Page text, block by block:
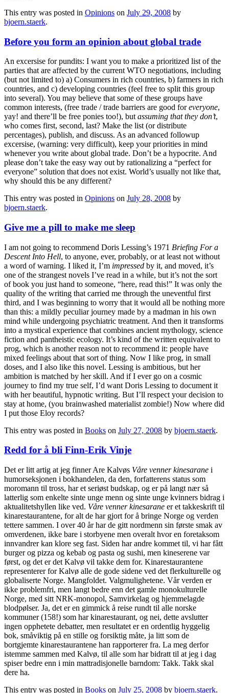
This entry was posted in Opinions on July 29, 2008 by
bjoern.staerk.
Before you form an opinion about global trade
An excersise for pundits: I want you to make a prioritized list of the
parties that are affected by the current WTO negotiations, including
(but not limited to) a) Consumers in rich countries, b) farmers in rich
countries, and c) developing countries (feel free to split this group
into several). You may believe that some of these groups have
common interests, (free trade / trade barriers are good foreveryone,
yay! and there’ll be free ponies too!), but assuming that they don’t,
who comes first, second, last? Make the list (or distribute
percentages), publish, and discuss. As an advanced followup
excersise, (warning: very difficult), keep your priorities in mind
whenever you write about global trade. Don’t be a hypocrite. And
please don’t take the easy way out by rationalizing a “perfect for
everyone” solution that does not exist. World’s usually not like that,
why should this be any different?
This entry was posted in Opinions on July 28, 2008 by
bjoern.staerk.
Give me a pill to make me sleep
I am not going to recommend Doris Lessing’s 1971 Briefing For a
Descent Into Hell, to anyone, ever, probably, or at least not without
a word of warning. I liked it, I’m impressed by it, and moved, it’s
one of the strangest novels I’ve read in a while, but it’s not the sort
of book you just hand to someone, “here, read this!” It was only the
quality of the writing that carried me through the uneventful first
third, and I was beginning to worry that it would all be nothing more
than this: a mildly peculiar journey made by a madman in his own
mind while undergoing psychiatric treatment. And then it transforms
into a mystical experience that combines ancient mythology, science
fiction and pantheistic ecology. It’s kind of the written equivalent to
prog, which is another reason not to recommend it: people have
mixed feelings about that sort of thing. Now I like prog, in small
doses, and I also like this novel. Lessing is ambitious, but her
ambition is matched by her skill. And if I ever go on a cosmic
journey to find my true self, I’d want Doris Lessing to document it
with her beautiful, hypnotic writing. But I’ll respect your decision to
stay at home, (you brainwashed materialist zombie!) Now where did
I put those Eloy records?
This entry was posted in Books on July 27, 2008 by bjoern.staerk.
Redd for å bli Finn-Erik Vinje
Det er litt artig at jeg finner Are Kalvøs Våre venner kinesarane i
humorseksjonen i bokhandelen, da den, forfatterens status som
moromann til tross, har et seriøst budskap, og er på langt nær så
latterlig som enkelte sinte unge menn og sinte unge kvinners bidrag i
aktualitetshyllen like ved. Våre venner kinesarane er et takkeskrift til
kinarestaurantene, for alt de har gjort for å bringe Norge og verden
tettere sammen. I over 40 år har de gitt nordmenn sin første smak av
omverdenen, ikke bare i storbyene men overalt hvor en foretaksom
innvandrer kan klore seg fast. Siden har andre kommet til, vi har fått
burger og pizza og kebab og pasta og sushi, men kineserene var
først, og det er det Kalvø vil takke dem for. Kinarestaurantene
representerer for Kalvø alle de gode sidene ved det flerkulturelle og
globaliserte Norge. Mangfoldet. Valgmulighetene. Vår verden er
ikke problemfri, men langt bedre enn det gamle monokulturelle
Norge, med sitt NRK-monopol, Samvirkelag og hjemmelagde
blodpølser. Ja, det er en gimmick å reise rundt til alle norske
kommuner (158!) som har kinarestaurant, og nei, dette avslutter
ingen opphetete debatter, men resultatet er en ordentlig hyggelig
bok, småviktig på en stille og forsiktig måte, ja litt som de
bortgjemte kinarestaurantene han rapporterer fra. La meg derfor
istemme sammen med Kalvø, til alle som har bidratt til at jeg i dag
spiser bedre enn i min mattradisjonelle barndom: Takk. Takk skal
dere ha.
This entry was posted in Books on July 25, 2008 by bjoern.staerk.